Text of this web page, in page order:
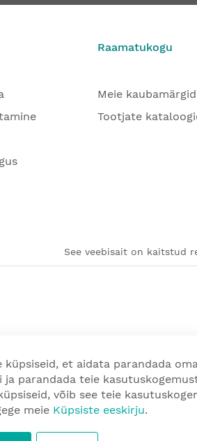
Raamatukogu
Meie kaubamärgid
Tootjate
See veebisait on kaitstud
küpsiseid, et aidata parandada
ja parandada teie
võib see teie
meie Küpsiste eeskirju.